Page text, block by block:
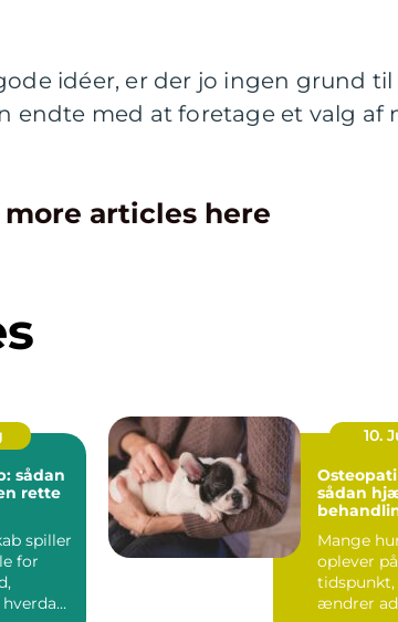
idéer, er der jo ingen grund til
endte med at foretage et valg af
more articles here
sådan
rette
spiller
for
10.
sådan
Mange
oplever
ændrer